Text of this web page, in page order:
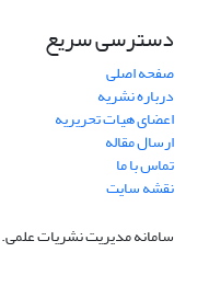
دسترسی سریع
صفحه اصلی
درباره نشریه
اعضای هیات تحریریه
ارسال مقاله
تماس با ما
نقشه سایت
سامانه مدیریت نشریات علمی.